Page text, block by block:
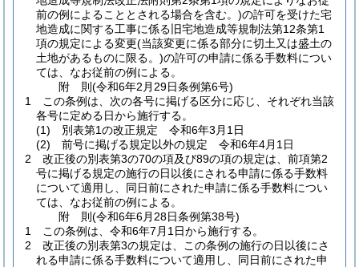
前の例によることとされる場合を含む。)の許可を受けた宅
地造成に関する工事に係る旧宅地造成等規制法第12条第1
項の規定による変更(当該変更に係る部分に切土又は盛土の
土地があるものに限る。)の許可の申請に係る手数料につい
ては、なお従前の例による。
附 則(令和6年2月29日条例第6号)
1
この条例は、次の各号に掲げる区分に応じ、それぞれ当該
各号に定める日から施行する。
(1)
別表第1の改正規定 令和6年3月1日
(2)
前号に掲げる規定以外の規定 令和6年4月1日
2
改正後の別表第3の70の項及び89の項の規定は、前項第2
号に掲げる規定の施行の日以後にされる申請に係る手数料
について適用し、同日前にされた申請に係る手数料につい
ては、なお従前の例による。
附 則(令和6年6月28日条例第38号)
1
この条例は、令和6年7月1日から施行する。
2
改正後の別表第3の規定は、この条例の施行の日以後にさ
れる申請に係る手数料について適用し、同日前にされた申